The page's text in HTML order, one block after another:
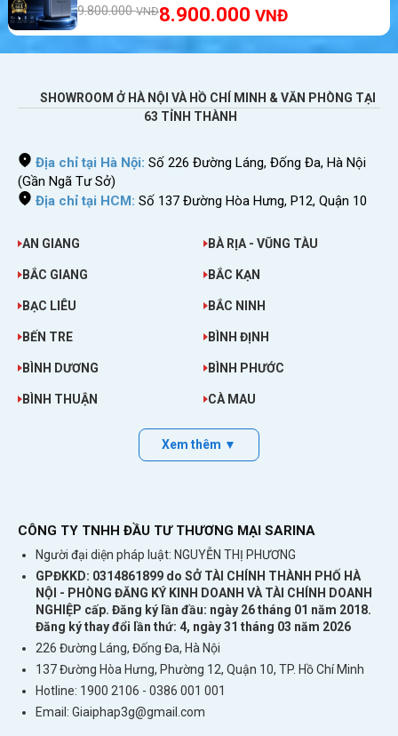
Bảng giá cho thuê wifi Saint Vincent và
Bạn có thể lựa chọn những gói thuê khác nhau
tùy thuộc vào nhu cầu của mình. Nếu đi đông
người thì gọi không giới hạn dung lượng tốc độ
cao rất phù hợp, mọi người dùng wifi thoải mái
mà không bị lag. Nếu chỉ đi 2 – 3 người thì bạn
Phát wifi tại bãi biển
>>> Bạn thường xuyên đi du lịch, công
tác quốc tế hãy nên mua:
mini du lịch
9.800.000VNĐ8.900.000 VNĐ
SHOWROOM Ở HÀ NỘI VÀ HỒ CHÍ MINH & VĂN PHÒNG TẠI
63 TỈNH THÀNH
Địa chỉ tại Hà Nội: Số 226 Đường Láng, Đống Đa, Hà Nội
(Gần Ngã Tư Sở)
Địa chỉ tại HCM: Số 137 Đường Hòa Hưng, P12, Quận 10
AN GIANG BÀ RỊA - VŨNG TÀU
BẮC GIANG BẮC KẠN
BẠC LIÊU BẮC NINH
BẾN TRE BÌNH ĐỊNH
BÌNH DƯƠNG BÌNH PHƯỚC
BÌNH THUẬN CÀ MAU
Xem thêm ▼
CÔNG TY TNHH ĐẦU TƯ THƯƠNG MẠI SARINA
Người đại diện pháp luật: NGUYỄN THỊ PHƯƠNG
GPĐKKD: 0314861899 do SỞ TÀI CHÍNH THÀNH PHỐ HÀ
NỘI - PHÒNG ĐĂNG KÝ KINH DOANH VÀ TÀI CHÍNH DOANH
NGHIỆP cấp. Đăng ký lần đầu: ngày 26 tháng 01 năm 2018.
Đăng ký thay đổi lần thứ: 4, ngày 31 tháng 03 năm 2026
226 Đường Láng, Đống Đa, Hà Nội
137 Đường Hòa Hưng, Phường 12, Quận 10, TP. Hồ Chí Minh
Hotline: 1900 2106 - 0386 001 001
Email: Giaiphap3g@gmail.com